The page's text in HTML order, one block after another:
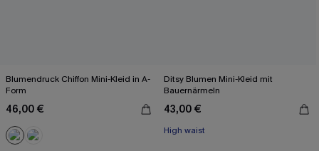
Blumendruck Chiffon Mini-Kleid in A-
Form
46,00 €
Ditsy Blumen Mini-Kleid mit
Bauernärmeln
43,00 €
High waist